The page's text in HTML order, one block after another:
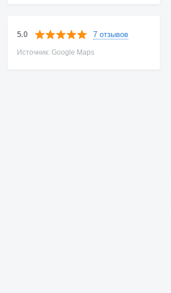
5.0 7 отзывов
Источник: Google Maps